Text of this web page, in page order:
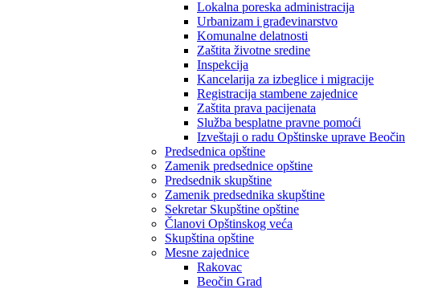
Lokalna poreska administracija
Urbanizam i građevinarstvo
Komunalne delatnosti
Zaštita životne sredine
Inspekcija
Kancelarija za izbeglice i migracije
Registracija stambene zajednice
Zaštita prava pacijenata
Služba besplatne pravne pomoći
Izveštaji o radu Opštinske uprave Beočin
Predsednica opštine
Zamenik predsednice opštine
Predsednik skupštine
Zamenik predsednika skupštine
Sekretar Skupštine opštine
Članovi Opštinskog veća
Skupština opštine
Mesne zajednice
Rakovac
Beočin Grad